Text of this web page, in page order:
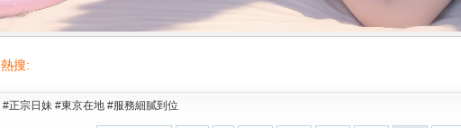
熱搜:
活動/交友/台灣按摩舒壓叫小姐gleezy/台灣喝茶/按摩/舒壓/2026台北出差旅遊叫
#正宗日妹 #東京在地 #服務細膩到位